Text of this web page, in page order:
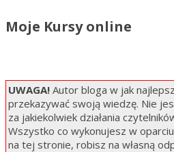
Moje Kursy online
UWAGA! Autor bloga w jak
przekazywać swoją wiedzę. Nie
za jakiekolwiek działania
Wszystko co wykonujesz w
na tej stronie, robisz na własną